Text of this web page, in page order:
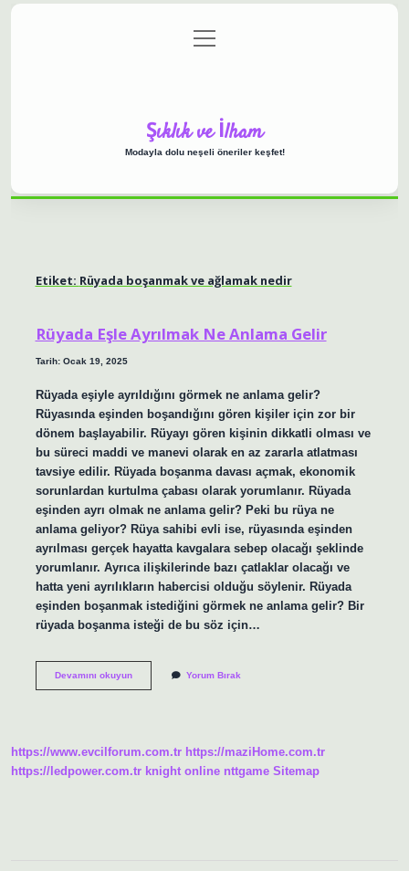
Gizlilik Politikası
menüyü
aç
Şıklık ve İlham
Modayla dolu neşeli öneriler keşfet!
Etiket: Rüyada boşanmak ve ağlamak nedir
Rüyada Eşle Ayrılmak Ne Anlama Gelir
Tarih: Ocak 19, 2025
Rüyada eşiyle ayrıldığını görmek ne anlama gelir?
Rüyasında eşinden boşandığını gören kişiler için zor bir
dönem başlayabilir. Rüyayı gören kişinin dikkatli olması ve
bu süreci maddi ve manevi olarak en az zararla atlatması
tavsiye edilir. Rüyada boşanma davası açmak, ekonomik
sorunlardan kurtulma çabası olarak yorumlanır. Rüyada
eşinden ayrı olmak ne anlama gelir? Peki bu rüya ne
anlama geliyor? Rüya sahibi evli ise, rüyasında eşinden
ayrılması gerçek hayatta kavgalara sebep olacağı şeklinde
yorumlanır. Ayrıca ilişkilerinde bazı çatlaklar olacağı ve
hatta yeni ayrılıkların habercisi olduğu söylenir. Rüyada
eşinden boşanmak istediğini görmek ne anlama gelir? Bir
rüyada boşanma isteği de bu söz için…
Devamını okuyunRüyada
Yorum Bırak
https://www.evcilforum.com.tr https://maziHome.com.tr
https://ledpower.com.tr knight online nttgame Sitemap